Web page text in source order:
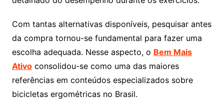
Com tantas alternativas disponíveis, pesquisar antes
da compra tornou-se fundamental para fazer uma
escolha adequada. Nesse aspecto, o Bem Mais
Ativoconsolidou-se como uma das maiores
referências em conteúdos especializados sobre
bicicletas ergométricas no Brasil.